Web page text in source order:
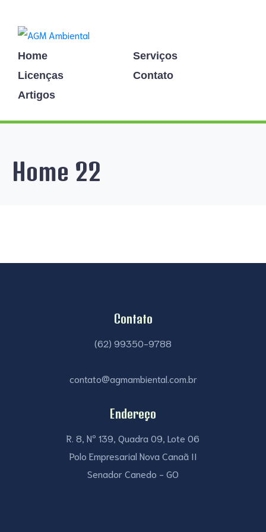
Home
Serviços
Licenças
Contato
Artigos
Home 22
Contato
(62) 99350-9788
contato@agmambiental.com.br
Endereço
R. 8, Nº 139, Quadra 09, Lote 06
Polo Empresarial Nova Canaã II
Senador Canedo - GO